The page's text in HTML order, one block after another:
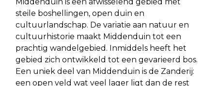
steile boshellingen, open duin en
cultuurlandschap. De variatie aan natuur en
cultuurhistorie maakt Middenduin tot een
prachtig wandelgebied. Inmiddels heeft het
gebied zich ontwikkeld tot een gevarieerd bos.
Een uniek deel van Middenduin is de Zanderij:
een open veld wat veel lager ligt dan de rest